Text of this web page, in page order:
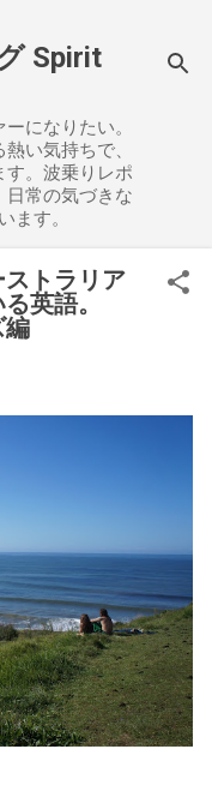
Spirit
になりたい。
い気持ちで、
す。波乗りレポ
日常の気づきな
ます。
ストラリア
る英語。
編